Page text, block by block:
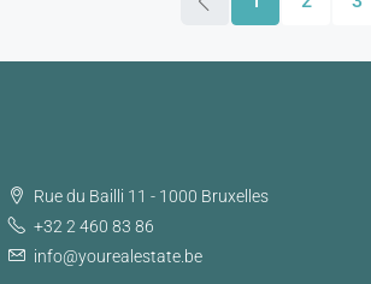
Rue du Bailli 11 - 1000 Bruxelles
+32 2 460 83 86
info@yourealestate.be